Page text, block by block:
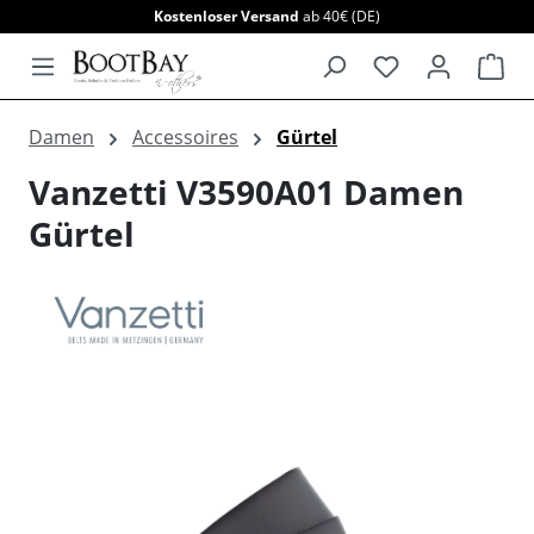
Kostenloser Versand ab 40€ (DE)
Damen Accessoires Gürtel
Vanzetti V3590A01 Damen
Gürtel